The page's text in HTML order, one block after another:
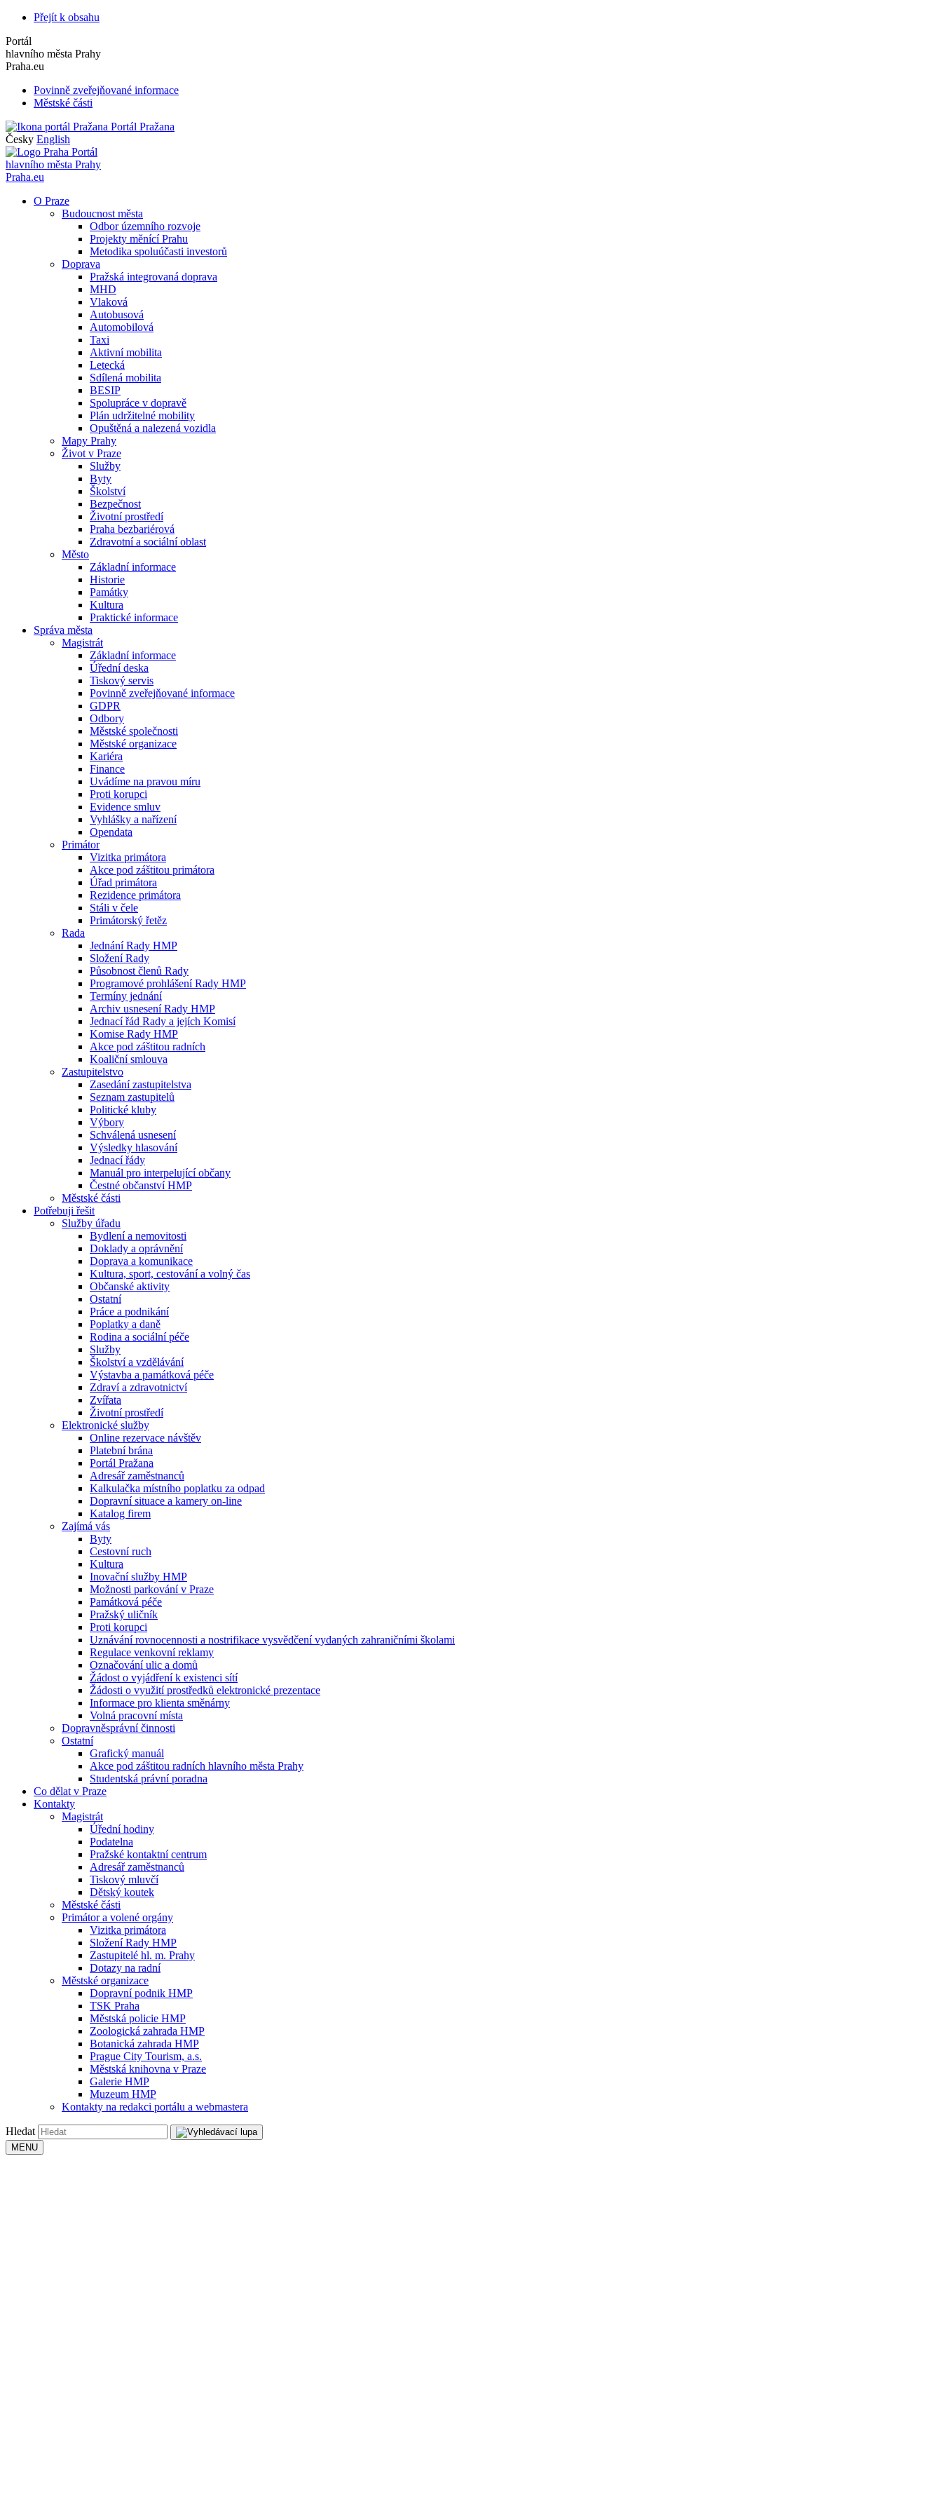
Přejít k obsahu
Portál
hlavního města Prahy
Praha.eu
Povinně zveřejňované informace
Městské části
Portál Pražana
Česky English
Portál
hlavního města Prahy
Praha.eu
O Praze
Budoucnost města
Odbor územního rozvoje
Projekty měnící Prahu
Metodika spoluúčasti investorů
Doprava
Pražská integrovaná doprava
MHD
Vlaková
Autobusová
Automobilová
Taxi
Aktivní mobilita
Letecká
Sdílená mobilita
BESIP
Spolupráce v dopravě
Plán udržitelné mobility
Opuštěná a nalezená vozidla
Mapy Prahy
Život v Praze
Služby
Byty
Školství
Bezpečnost
Životní prostředí
Praha bezbariérová
Zdravotní a sociální oblast
Město
Základní informace
Historie
Památky
Kultura
Praktické informace
Správa města
Magistrát
Základní informace
Úřední deska
Tiskový servis
Povinně zveřejňované informace
GDPR
Odbory
Městské společnosti
Městské organizace
Kariéra
Finance
Uvádíme na pravou míru
Proti korupci
Evidence smluv
Vyhlášky a nařízení
Opendata
Primátor
Vizitka primátora
Akce pod záštitou primátora
Úřad primátora
Rezidence primátora
Stáli v čele
Primátorský řetěz
Rada
Jednání Rady HMP
Složení Rady
Působnost členů Rady
Programové prohlášení Rady HMP
Termíny jednání
Archiv usnesení Rady HMP
Jednací řád Rady a jejích Komisí
Komise Rady HMP
Akce pod záštitou radních
Koaliční smlouva
Zastupitelstvo
Zasedání zastupitelstva
Seznam zastupitelů
Politické kluby
Výbory
Schválená usnesení
Výsledky hlasování
Jednací řády
Manuál pro interpelující občany
Čestné občanství HMP
Městské části
Potřebuji řešit
Služby úřadu
Bydlení a nemovitosti
Doklady a oprávnění
Doprava a komunikace
Kultura, sport, cestování a volný čas
Občanské aktivity
Ostatní
Práce a podnikání
Poplatky a daně
Rodina a sociální péče
Služby
Školství a vzdělávání
Výstavba a památková péče
Zdraví a zdravotnictví
Zvířata
Životní prostředí
Elektronické služby
Online rezervace návštěv
Platební brána
Portál Pražana
Adresář zaměstnanců
Kalkulačka místního poplatku za odpad
Dopravní situace a kamery on-line
Katalog firem
Zajímá vás
Byty
Cestovní ruch
Kultura
Inovační služby HMP
Možnosti parkování v Praze
Památková péče
Pražský uličník
Proti korupci
Uznávání rovnocennosti a nostrifikace vysvědčení vydaných zahraničními školami
Regulace venkovní reklamy
Označování ulic a domů
Žádost o vyjádření k existenci sítí
Žádosti o využití prostředků elektronické prezentace
Informace pro klienta směnárny
Volná pracovní místa
Dopravněsprávní činnosti
Ostatní
Grafický manuál
Akce pod záštitou radních hlavního města Prahy
Studentská právní poradna
Co dělat v Praze
Kontakty
Magistrát
Úřední hodiny
Podatelna
Pražské kontaktní centrum
Adresář zaměstnanců
Tiskový mluvčí
Dětský koutek
Městské části
Primátor a volené orgány
Vizitka primátora
Složení Rady HMP
Zastupitelé hl. m. Prahy
Dotazy na radní
Městské organizace
Dopravní podnik HMP
TSK Praha
Městská policie HMP
Zoologická zahrada HMP
Botanická zahrada HMP
Prague City Tourism, a.s.
Městská knihovna v Praze
Galerie HMP
Muzeum HMP
Kontakty na redakci portálu a webmastera
Hledat
MENU